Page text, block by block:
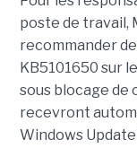
poste de travail,
recommander
KB5101650 sur
sous blocage de
recevront
Windows